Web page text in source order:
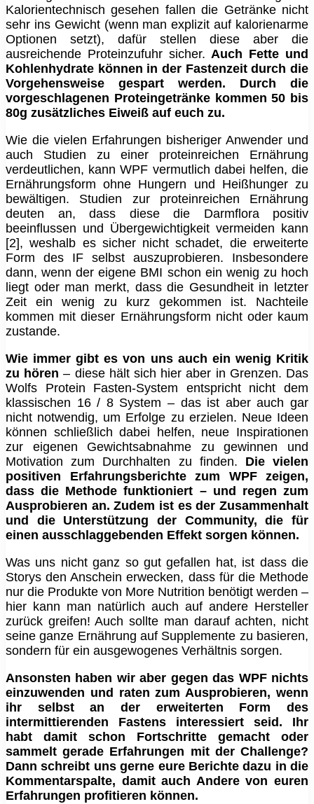
Kalorientechnisch gesehen fallen die Getränke nicht
sehr ins Gewicht (wenn man explizit auf kalorienarme
Optionen setzt), dafür stellen diese aber die
ausreichende Proteinzufuhr sicher.Auch Fette und
Kohlenhydrate können in der Fastenzeit durch die
Vorgehensweise gespart werden. Durch die
vorgeschlagenen Proteingetränke kommen 50 bis
80g zusätzliches Eiweiß auf euch zu.
Wie die vielen Erfahrungen bisheriger Anwender und
auch Studien zu einer proteinreichen Ernährung
verdeutlichen, kann WPF vermutlich dabei helfen, die
Ernährungsform ohne Hungern und Heißhunger zu
bewältigen. Studien zur proteinreichen Ernährung
deuten an, dass diese die Darmflora positiv
beeinflussen und Übergewichtigkeit vermeiden kann
[2], weshalb es sicher nicht schadet, die erweiterte
Form des IF selbst auszuprobieren. Insbesondere
dann, wenn der eigene BMI schon ein wenig zu hoch
liegt oder man merkt, dass die Gesundheit in letzter
Zeit ein wenig zu kurz gekommen ist. Nachteile
kommen mit dieser Ernährungsform nicht oder kaum
zustande.
Wie immer gibt es von uns auch ein wenig Kritik
zu hören – diese hält sich hier aber in Grenzen. Das
Wolfs Protein Fasten-System entspricht nicht dem
klassischen 16 / 8 System – das ist aber auch gar
nicht notwendig, um Erfolge zu erzielen. Neue Ideen
können schließlich dabei helfen, neue Inspirationen
zur eigenen Gewichtsabnahme zu gewinnen und
Motivation zum Durchhalten zu finden. Die vielen
positiven Erfahrungsberichte zum WPF zeigen,
dass die Methode funktioniert – und regen zum
Ausprobieren an. Zudem ist es der Zusammenhalt
und die Unterstützung der Community, die für
einen ausschlaggebenden Effekt sorgen können.
Was uns nicht ganz so gut gefallen hat, ist dass die
Storys den Anschein erwecken, dass für die Methode
nur die Produkte von More Nutrition benötigt werden –
hier kann man natürlich auch auf andere Hersteller
zurück greifen! Auch sollte man darauf achten, nicht
seine ganze Ernährung auf Supplemente zu basieren,
sondern für ein ausgewogenes Verhältnis sorgen.
Ansonsten haben wir aber gegen das WPF nichts
einzuwenden und raten zum Ausprobieren, wenn
ihr selbst an der erweiterten Form des
intermittierenden Fastens interessiert seid. Ihr
habt damit schon Fortschritte gemacht oder
sammelt gerade Erfahrungen mit der Challenge?
Dann schreibt uns gerne eure Berichte dazu in die
Kommentarspalte, damit auch Andere von euren
Erfahrungen profitieren können.